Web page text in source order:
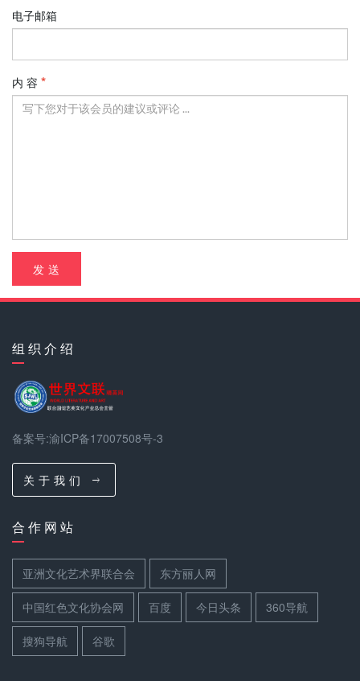
电子邮箱
内 容
发 送
组 织 介 绍
备案号:渝ICP备17007508号-3
关 于 我 们
合 作 网 站
亚洲文化艺术界联合会 东方丽人网
中国红色文化协会网 百度 今日头条 360导航
搜狗导航 谷歌